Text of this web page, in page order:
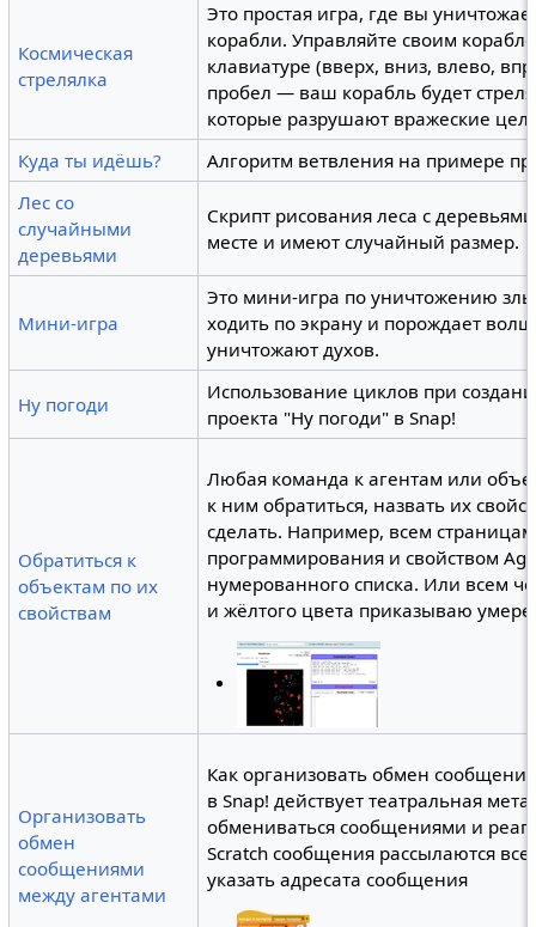
Космическая
стрелялка
Это простая игра, где вы
корабли. Управляйте своим
клавиатуре (вверх, вниз, влево,
пробел — ваш корабль будет
которые разрушают вражеские
Куда ты идёшь?
Алгоритм ветвления на примере
Лес со
случайными
деревьями
Скрипт рисования леса с
месте и имеют случайный размер.
Мини-игра
Это мини-игра по уничтожению
ходить по экрану и порождает
уничтожают духов.
Ну погоди
Использование циклов при
проекта "Ну погоди" в Snap!
Обратиться к
объектам по их
свойствам
Любая команда к агентам или
к ним обратиться, назвать их
сделать. Например, всем
программирования и свойством
нумерованного списка. Или всем
и жёлтого цвета приказываю
Организовать
обмен
сообщениями
между агентами
Как организовать обмен
в Snap! действует театральная
обмениваться сообщениями и
Scratch сообщения рассылаются
указать адресата сообщения